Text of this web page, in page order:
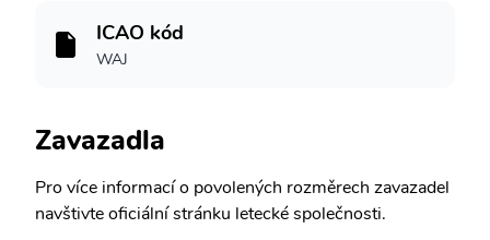
ICAO kód
WAJ
Zavazadla
Pro více informací o povolených rozměrech zavazadel
navštivte oficiální stránku letecké společnosti.